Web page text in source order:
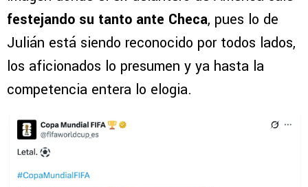
festejando su tanto ante Checa, pues lo de
Julián está siendo reconocido por todos lados,
los aficionados lo presumen y ya hasta la
competencia entera lo elogia.